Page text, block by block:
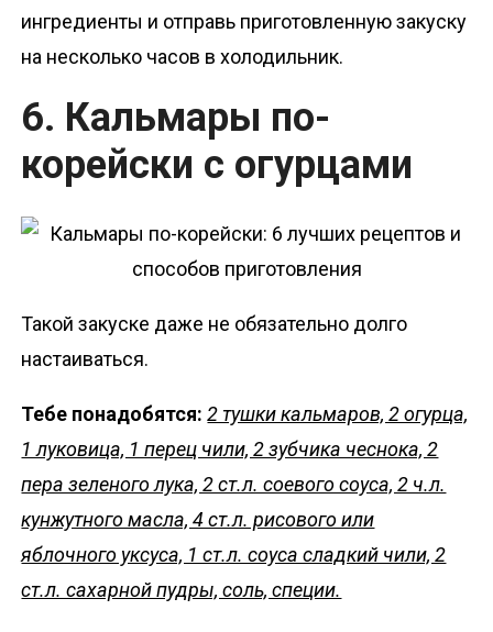
ингредиенты и отправь приготовленную закуску
на несколько часов в холодильник.
6. Кальмары по-
корейски с огурцами
Такой закуске даже не обязательно долго
настаиваться.
Тебе понадобятся:2 тушки кальмаров, 2 огурца,
1 луковица, 1 перец чили, 2 зубчика чеснока, 2
пера зеленого лука, 2 ст.л. соевого соуса, 2 ч.л.
кунжутного масла, 4 ст.л. рисового или
яблочного уксуса, 1 ст.л. соуса сладкий чили, 2
ст.л. сахарной пудры, соль, специи.